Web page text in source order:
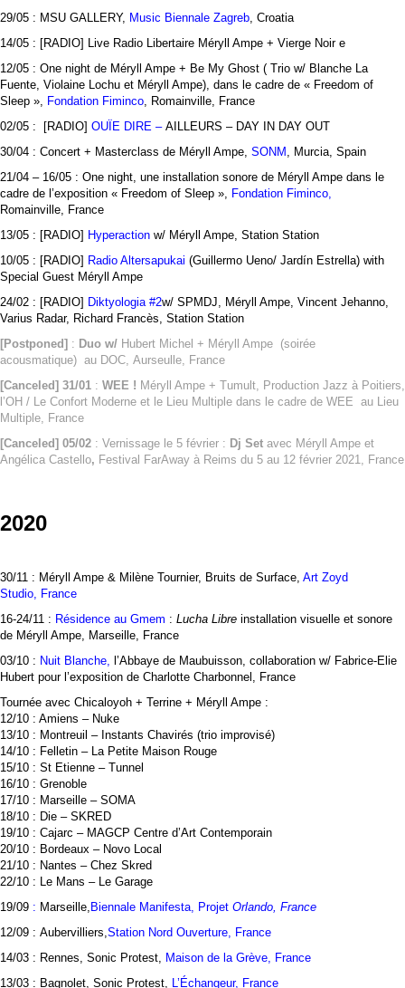
29/05 : MSU GALLERY, Music Biennale Zagreb , Croatia
14/05 : [RADIO] Live Radio Libertaire Méryll Ampe + Vierge Noir e
12/05 : One night de Méryll Ampe + Be My Ghost ( Trio w/ Blanche La
Fuente, Violaine Lochu et Méryll Ampe), dans le cadre de « Freedom of
Sleep », Fondation Fiminco , Romainville, France
02/05 : [RADIO] OUÏE DIRE – AILLEURS – DAY IN DAY OUT
30/04 : Concert + Masterclass de Méryll Ampe, SONM , Murcia, Spain
21/04 – 16/05 : One night, une installation sonore de Méryll Ampe dans le
cadre de l’exposition « Freedom of Sleep », Fondation Fiminco
Romainville, France
13/05 : [RADIO] Hyperaction w/ Méryll Ampe, Station Station
10/05 : [RADIO] Radio Altersapukai (Guillermo Ueno/ Jardín Estrella) with
Special Guest Méryll Ampe
24/02 : [RADIO] Diktyologia #2w/ SPMDJ, Méryll Ampe, Vincent Jehanno,
Varius Radar, Richard Francès, Station Station
[Postponed] : Duo w/ Hubert Michel + Méryll Ampe (soirée
acousmatique) au DOC, Aurseulle, France
[Canceled] 31/01 : WEE ! Méryll Ampe + Tumult, Production Jazz à Poitiers,
l’OH / Le Confort Moderne et le Lieu Multiple dans le cadre de WEE au Lieu
Multiple, France
[Canceled] 05/02 : Vernissage le 5 février : Dj Set avec Méryll Ampe et
Angélica Castello, Festival FarAway à Reims du 5 au 12 février 2021, France
2020
30/11 : Méryll Ampe & Milène Tournier, Bruits de Surface, Art Zoyd
Studio , France
16-24/11 : Résidence au Gmem : Lucha Libre installation visuelle et sonore
de Méryll Ampe, Marseille, France
03/10 : Nuit Blanche, l’Abbaye de Maubuisson, collaboration w/ Fabrice-Elie
Hubert pour l’exposition de Charlotte Charbonnel, France
Tournée avec Chicaloyoh + Terrine + Méryll Ampe :
12/10 : Amiens – Nuke
13/10 : Montreuil – Instants Chavirés (trio improvisé)
14/10 : Felletin – La Petite Maison Rouge
15/10 : St Etienne – Tunnel
16/10 : Grenoble
17/10 : Marseille – SOMA
18/10 : Die – SKRED
19/10 : Cajarc – MAGCP Centre d’Art Contemporain
20/10 : Bordeaux – Novo Local
21/10 : Nantes – Chez Skred
22/10 : Le Mans – Le Garage
19/09 : Marseille, Biennale Manifesta, Projet Orlando, France
12/09 : Aubervilliers, Station Nord Ouverture , France
14/03 : Rennes, Sonic Protest, Maison de la Grève, France
13/03 : Bagnolet, Sonic Protest, L’Échangeur, France